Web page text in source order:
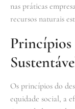
nas práticas
recursos naturais
Princípios
Os princípios do
equidade social, a